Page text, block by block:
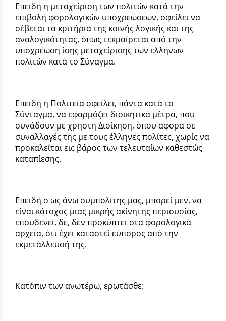
Επειδή η μεταχείριση των πολιτών κατά την
επιβολή φορολογικών υποχρεώσεων, οφείλει να
σέβεται τα κριτήρια της κοινής λογικής και της
αναλογικότητας, όπως τεκμαίρεται από την
υποχρέωση ίσης μεταχείρισης των ελλήνων
πολιτών κατά το Σύναγμα.
Επειδή η Πολιτεία οφείλει, πάντα κατά το
Σύνταγμα, να εφαρμόζει διοικητικά μέτρα, που
συνάδουν με χρηστή Διοίκηση, όπου αφορά σε
συναλλαγές της με τους έλληνες πολίτες, χωρίς να
προκαλείται εις βάρος των τελευταίων καθεστώς
καταπίεσης.
Επειδή ο ως άνω συμπολίτης μας, μπορεί μεν, να
είναι κάτοχος μιας μικρής ακίνητης περιουσίας,
επουδενεί, δε, δεν προκύπτει στα φορολογικά
αρχεία, ότι έχει καταστεί εύπορος από την
εκμετάλλευσή της.
Κατόπιν των ανωτέρω, ερωτάσθε: